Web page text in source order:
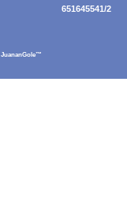
651645541/2
JuananGole™